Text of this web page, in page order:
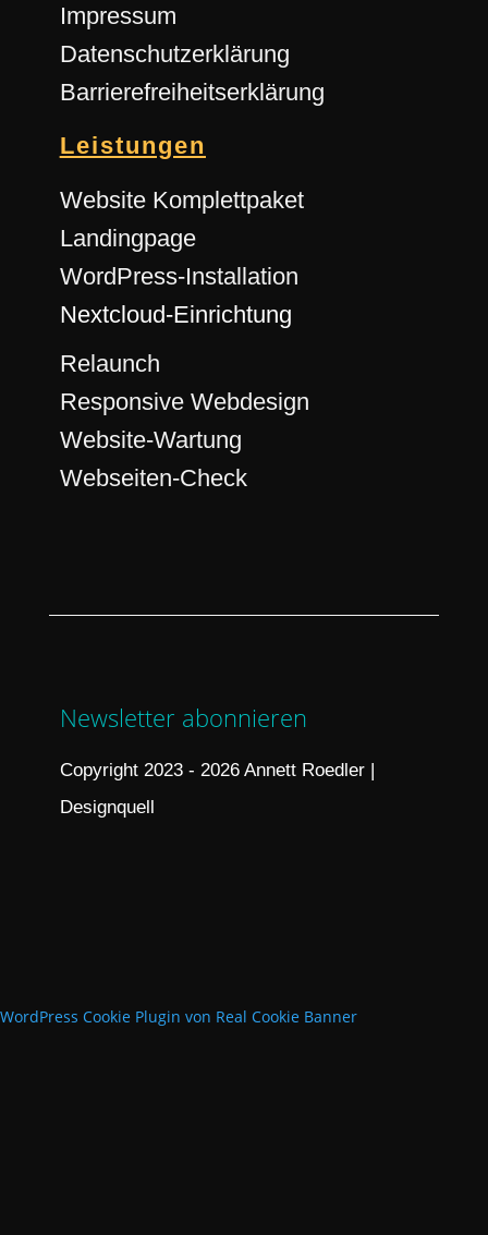
Impressum
Datenschutzerklärung
Barrierefreiheitserklärung
Leistungen
Website Komplettpaket
Landingpage
WordPress-Installation
Nextcloud-Einrichtung
Relaunch
Responsive Webdesign
Website-Wartung
Webseiten-Check
Newsletter abonnieren
Copyright 2023 - 2026 Annett Roedler |
Designquell
WordPress Cookie Plugin von Real Cookie Banner